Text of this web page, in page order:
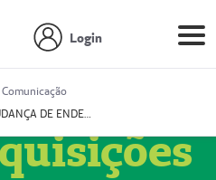
Login
Comunicação
MUDANÇA DE ENDEREÇO - DIAGITAB SERVIÇOS MÉDICOS LTDA (54003267-5)